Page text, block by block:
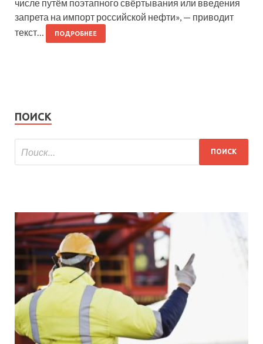
числе путём поэтапного свёртывания или введения
запрета на импорт российской нефти», — приводит
текст…
ПОДРОБНЕЕ
ПОИСК